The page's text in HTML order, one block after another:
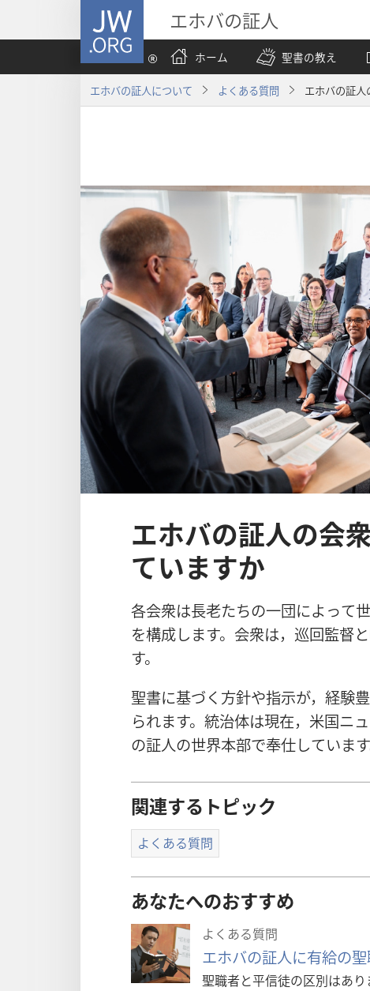
JW.ORG エホバの証人
ホーム
聖書の教え
エホバの証人について よくある質問 エホバの証
エホバの証人の会
ていますか
各会衆は長老たちの一団によって世
を構成します。 会衆は， 巡回監督と
す。
聖書に基づく 方針や指示が， 経験豊
られます。 統治体は現在， 米国ニ
の証人の世界本部で奉仕していま
関連するトピック
よくある質問
あなたへのおすすめ
よくある質問
エホバの証人に有給の
聖職者と平信徒の区別はあ